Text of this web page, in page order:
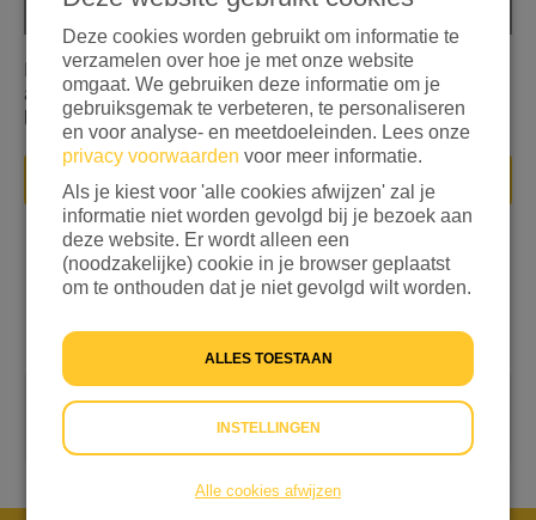
Ik vind het zielig dat al die mensen alles moeten
achterlaten en niet weten of ze ooit nog terug zullen
komen of niet weten waar hun familie is.
DONEER NU
MIJN AGENDA
Deze cookies worden gebruikt om informatie te
verzamelen over hoe je met onze website
omgaat. We gebruiken deze informatie om je
gebruiksgemak te verbeteren, te personaliseren
en voor analyse- en meetdoeleinden. Lees onze
privacy voorwaarden voor meer informatie.
Als je kiest voor 'alle cookies afwijzen' zal je
informatie niet worden gevolgd bij je bezoek aan
deze website. Er wordt alleen een
(noodzakelijke) cookie in je browser geplaatst
om te onthouden dat je niet gevolgd wilt worden.
ALLES TOESTAAN
INSTELLINGEN
Alle cookies afwijzen